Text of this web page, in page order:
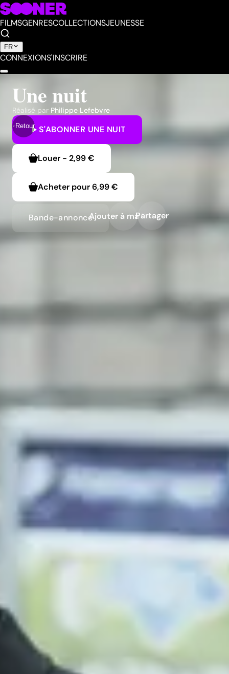
FILMSGENRESCOLLECTIONSJEUNESSE
FR
CONNEXIONS'INSCRIRE
Retour
Une nuit
Réalisé par Philippe Lefebvre
S'ABONNER UNE NUIT
Louer - 2,99 €
Acheter pour6,99 €
Bande-annonceAjouter à ma liste
Partager